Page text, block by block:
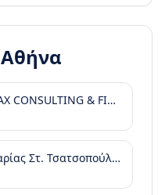
Αθήνα
GKO ACCOUNTING - TAX CONSULTING & FINANCIAL SERVICES
Δικηγορικό Γραφείο Μαρίας Στ. Τσατσοπούλου LAW it/Maria Tsatsopoulou Law office